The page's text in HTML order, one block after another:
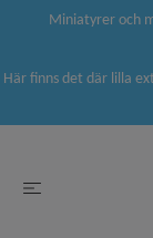
Miniatyrer och
Här finns det där lilla